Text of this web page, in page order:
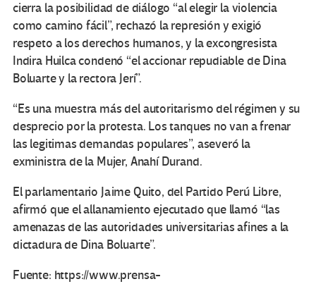
cierra la posibilidad de diálogo “al elegir la violencia
como camino fácil”, rechazó la represión y exigió
respeto a los derechos humanos, y la excongresista
Indira Huilca condenó “el accionar repudiable de Dina
Boluarte y la rectora Jerí”.
“Es una muestra más del autoritarismo del régimen y su
desprecio por la protesta. Los tanques no van a frenar
las legitimas demandas populares”, aseveró la
exministra de la Mujer, Anahí Durand.
El parlamentario Jaime Quito, del Partido Perú Libre,
afirmó que el allanamiento ejecutado que llamó “las
amenazas de las autoridades universitarias afines a la
dictadura de Dina Boluarte”.
Fuente: https://www.prensa-